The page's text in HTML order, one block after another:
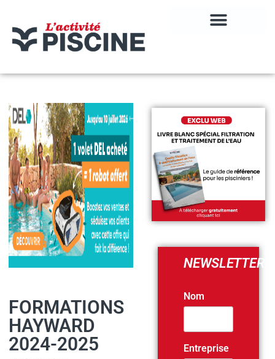
FORMATIONS
HAYWARD
2024-2025
NEWSLETTER
Nom
Entreprise